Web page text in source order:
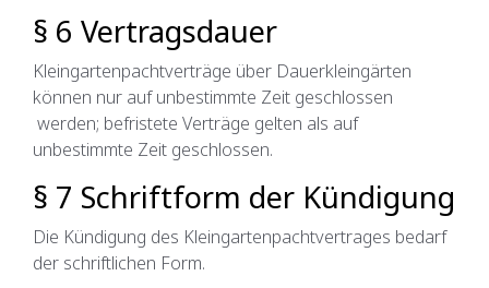
§ 6 Vertragsdauer
Kleingartenpachtverträge über Dauerkleingärten
können nur auf unbestimmte Zeit geschlossen
werden; befristete Verträge gelten als auf
unbestimmte Zeit geschlossen.
§ 7 Schriftform der Kündigung
Die Kündigung des Kleingartenpachtvertrages bedarf
der schriftlichen Form.